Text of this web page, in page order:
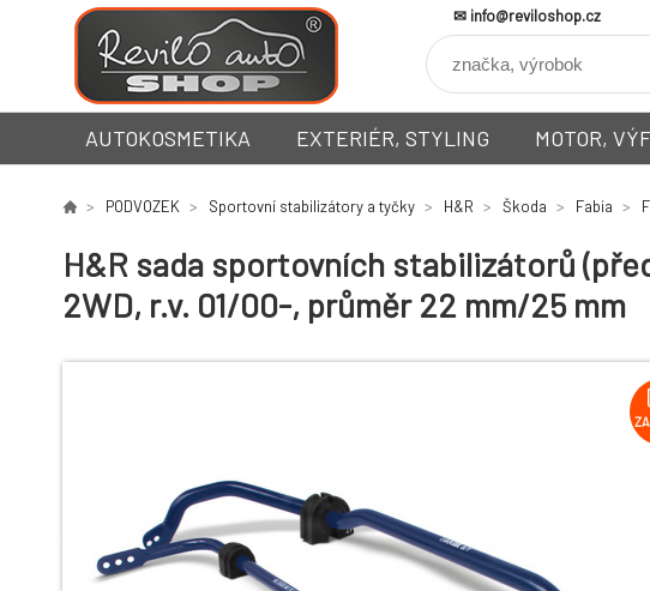
info@reviloshop.cz
AUTOKOSMETIKA EXTERIÉR, STYLING MOTOR,
PODVOZEK Sportovní stabilizátory a tyčky H&R Škoda Fabia
H&R sada sportovních stabilizátorů
2WD, r.v. 01/00-, průměr 22 mm/25 mm